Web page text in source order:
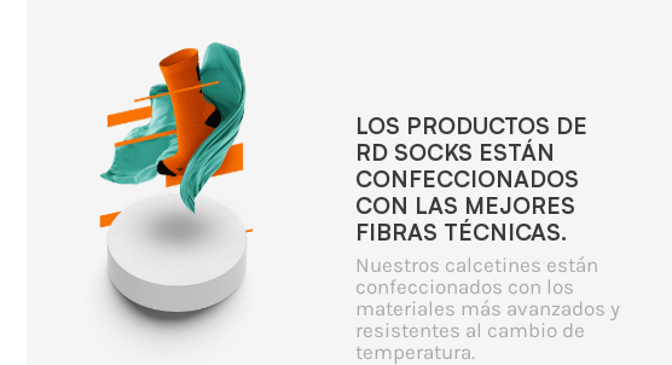
LOS PRODUCTOS DE
RD SOCKS ESTÁN
CONFECCIONADOS
CON LAS MEJORES
FIBRAS TÉCNICAS.
Nuestros calcetines están
confeccionados con los
materiales más avanzados y
resistentes al cambio de
temperatura.